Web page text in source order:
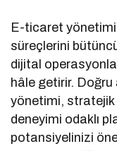
E-ticaret
süreçlerini
dijital
hâle getirir. Doğru
yönetimi, stratejik
deneyimi odaklı
potansiyelinizi